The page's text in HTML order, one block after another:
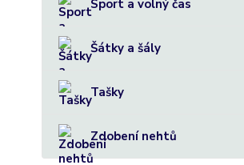
Sport a volný čas
Šátky a šály
Tašky
Zdobení nehtů